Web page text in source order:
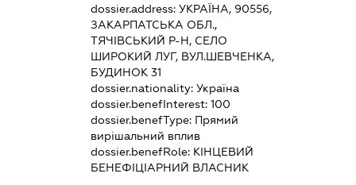
dossier.address: УКРАЇНА, 90556,
ЗАКАРПАТСЬКА ОБЛ.,
ТЯЧІВСЬКИЙ Р-Н, СЕЛО
ШИРОКИЙ ЛУГ, ВУЛ.ШЕВЧЕНКА,
БУДИНОК 31
dossier.nationality: Україна
dossier.benefInterest: 100
dossier.benefType: Прямий
вирішальний вплив
dossier.benefRole: КІНЦЕВИЙ
БЕНЕФІЦІАРНИЙ ВЛАСНИК